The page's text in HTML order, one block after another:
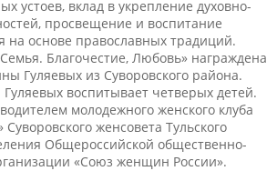
устоев, вклад в укрепление духовно-
просвещение и воспитание
на основе православных традиций.
Благочестие, Любовь» награждена
Гуляевых из Суворовского района.
воспитывает четверых детей.
молодежного женского клуба
женсовета Тульского
Общероссийской общественно-
«Союз женщин России».